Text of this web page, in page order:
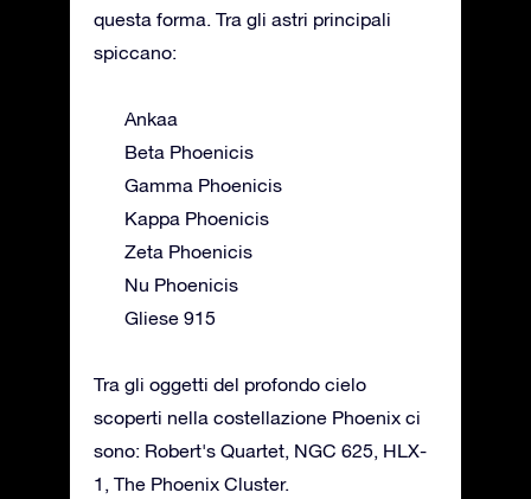
questa forma. Tra gli astri principali
spiccano:
Ankaa
Beta Phoenicis
Gamma Phoenicis
Kappa Phoenicis
Zeta Phoenicis
Nu Phoenicis
Gliese 915
Tra gli oggetti del profondo cielo
scoperti nella costellazione Phoenix ci
sono: Robert's Quartet, NGC 625, HLX-
1, The Phoenix Cluster.